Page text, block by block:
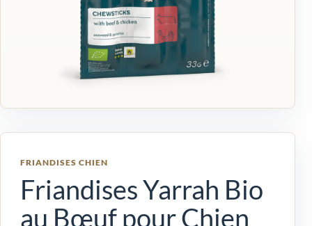
FRIANDISES CHIEN
Friandises Yarrah Bio
au Bœuf pour Chien